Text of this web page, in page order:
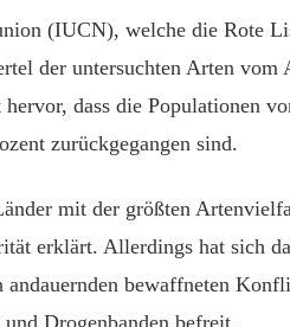
(IUCN), welche die Rote
der untersuchten Arten vom
dass die Populationen
zurückgegangen sind.
mit der größten
erklärt. Allerdings hat sich
andauernden bewaffneten
Drogenbanden befreit.